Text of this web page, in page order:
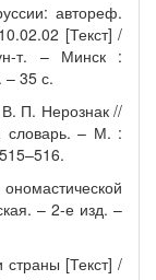
автореф.
[Текст] /
т. – Минск :
– 35 с.
П. Нерознак //
словарь. – М. :
– 2-е изд. –
[Текст] /